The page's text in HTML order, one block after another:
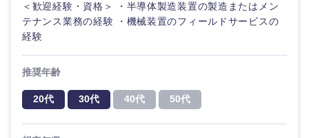
＜歓迎経験・資格＞ ・半導体製造装置の製造またはメン
テナンス業務の経験 ・機械装置のフィールドサービスの
経験
推奨年齢
20代 30代 40代 50代